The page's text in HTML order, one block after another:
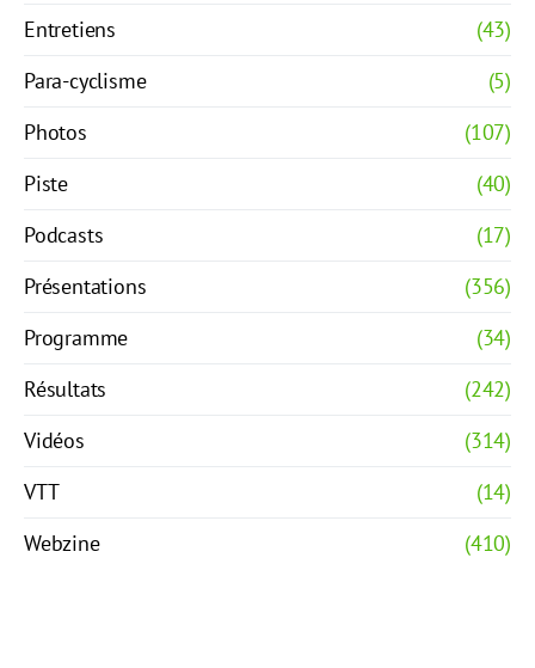
Entretiens
(43)
Para-cyclisme
(5)
Photos
(107)
Piste
(40)
Podcasts
(17)
Présentations
(356)
Programme
(34)
Résultats
(242)
Vidéos
(314)
VTT
(14)
Webzine
(410)